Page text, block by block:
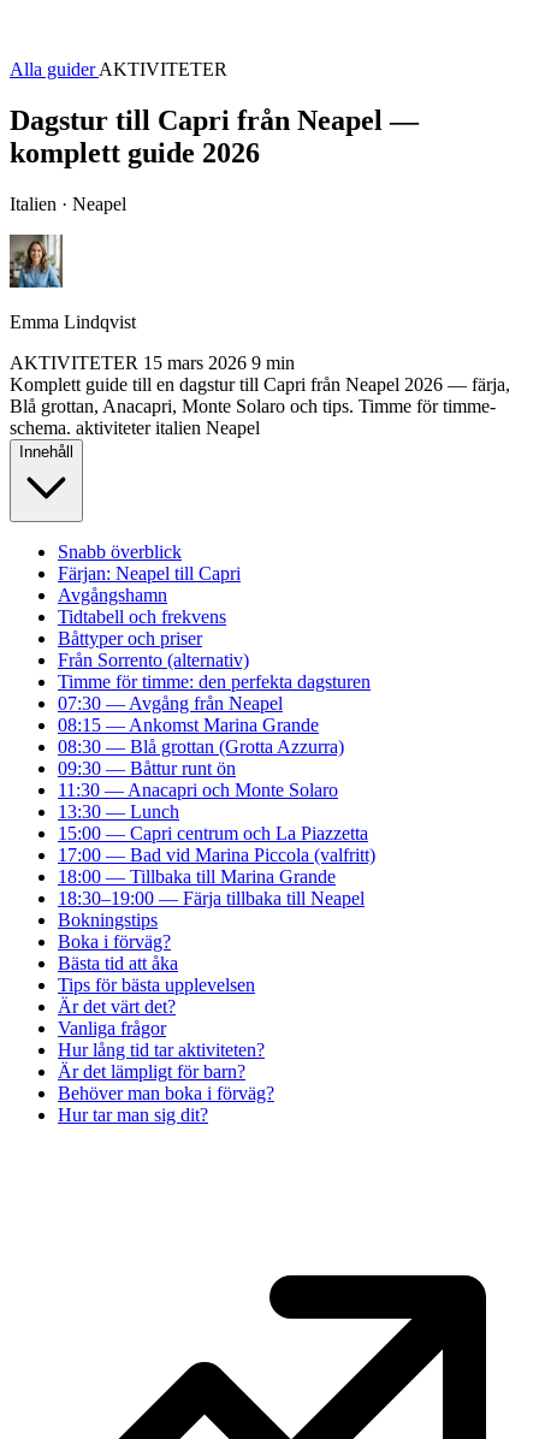
Alla guiderAKTIVITETER
Dagstur till Capri från Neapel —
komplett guide 2026
Italien · Neapel
Emma Lindqvist
AKTIVITETER 15 mars 2026 9 min
Komplett guide till en dagstur till Capri från Neapel 2026 — färja,
Blå grottan, Anacapri, Monte Solaro och tips. Timme för timme-
schema. aktiviteter italien Neapel
Innehåll
Snabb överblick
Färjan: Neapel till Capri
Avgångshamn
Tidtabell och frekvens
Båttyper och priser
Från Sorrento (alternativ)
Timme för timme: den perfekta dagsturen
07:30 — Avgång från Neapel
08:15 — Ankomst Marina Grande
08:30 — Blå grottan (Grotta Azzurra)
09:30 — Båttur runt ön
11:30 — Anacapri och Monte Solaro
13:30 — Lunch
15:00 — Capri centrum och La Piazzetta
17:00 — Bad vid Marina Piccola (valfritt)
18:00 — Tillbaka till Marina Grande
18:30–19:00 — Färja tillbaka till Neapel
Bokningstips
Boka i förväg?
Bästa tid att åka
Tips för bästa upplevelsen
Är det värt det?
Vanliga frågor
Hur lång tid tar aktiviteten?
Är det lämpligt för barn?
Behöver man boka i förväg?
Hur tar man sig dit?